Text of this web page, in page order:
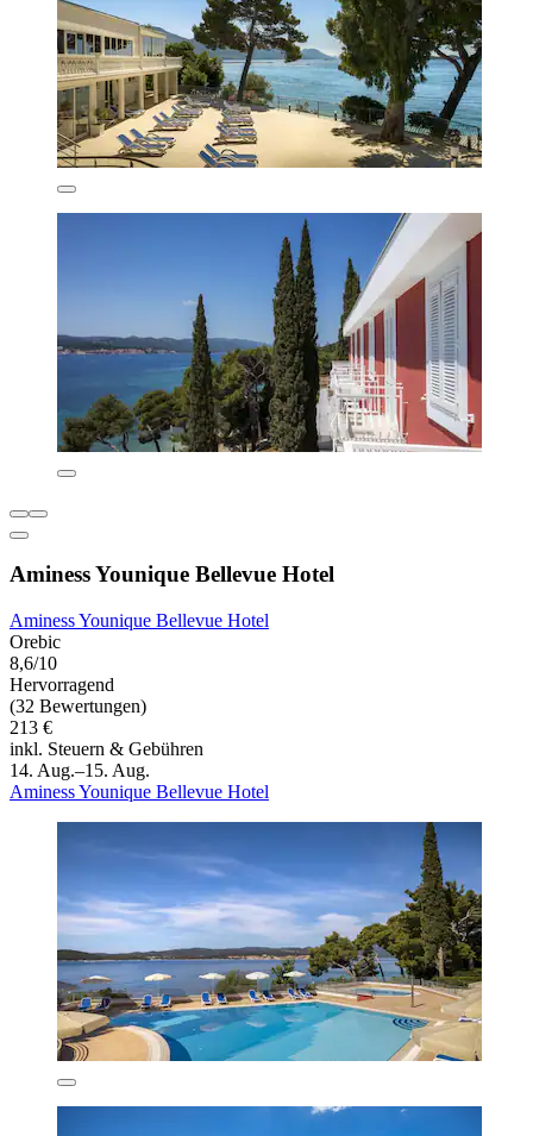
Aminess Younique Bellevue Hotel
Aminess Younique Bellevue Hotel
Orebic
8,6/10
Hervorragend
(32 Bewertungen)
213 €
inkl. Steuern & Gebühren
14. Aug.–15. Aug.
Aminess Younique Bellevue Hotel